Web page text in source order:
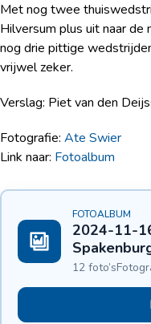
Met nog twee
Hilversum plus uit naar
nog drie pittige
vrijwel zeker.
Verslag: Piet van den
Fotografie: Ate Swier
Link naar: Fotoalbum
FOTOALBUM
2024-11-
12 foto’s